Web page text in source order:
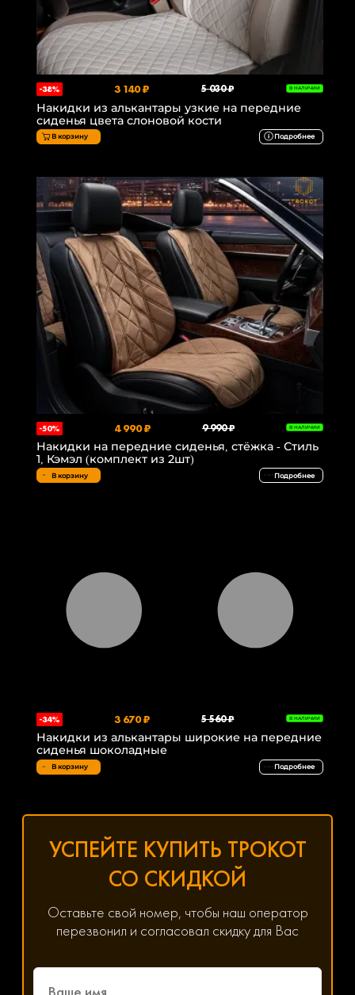
-38% 3 140 ₽ 5 030 ₽ В НАЛИЧИИ
Накидки из алькантары узкие на передние
сиденья цвета слоновой кости
В корзину Подробнее
-50% 4 990 ₽ 9 990 ₽ В НАЛИЧИИ
Накидки на передние сиденья, стёжка - Стиль
1, Кэмэл (комплект из 2шт)
В корзину Подробнее
-34% 3 670 ₽ 5 560 ₽ В НАЛИЧИИ
Накидки из алькантары широкие на передние
сиденья шоколадные
В корзину Подробнее
УСПЕЙТЕ КУПИТЬ ТРОКОТ
СО СКИДКОЙ
Оставьте свой номер, чтобы наш оператор
перезвонил и согласовал скидку для Вас